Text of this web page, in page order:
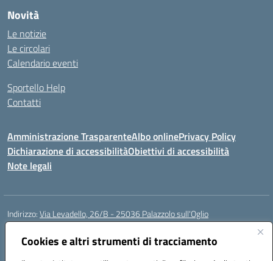
Cookies e altri strumenti di tracciamento
Novità
Le notizie
Le circolari
Calendario eventi
Sportello Help
Contatti
Amministrazione TrasparenteAlbo onlinePrivacy Policy
Dichiarazione di accessibilitàObiettivi di accessibilità
Note legali
Indirizzo:Via Levadello, 26/B - 25036 Palazzolo sull'Oglio
Centralino:
Posta elettronica certificata (PEC):bsis01800p@pec.istruzione.it